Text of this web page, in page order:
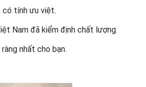
có tính ưu việt.
Nam đã kiểm định chất lượng.
nhất cho bạn.